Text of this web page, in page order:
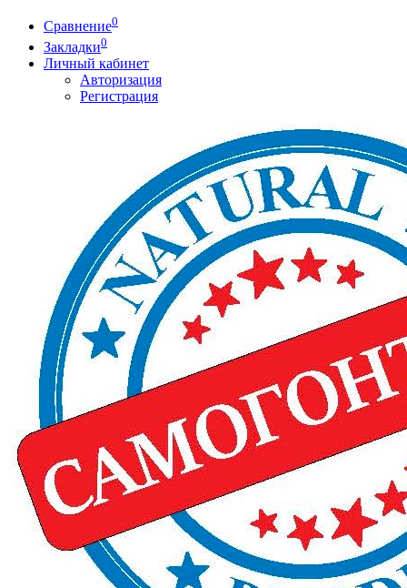
Сравнение0
Закладки0
Личный кабинет
Авторизация
Регистрация